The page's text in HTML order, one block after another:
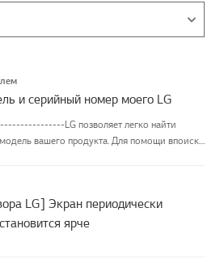
и серийный номер моего LG
LG позволяет легко найти
вашего продукта. Для помощи впоиске
LG] Экран периодически
ярче